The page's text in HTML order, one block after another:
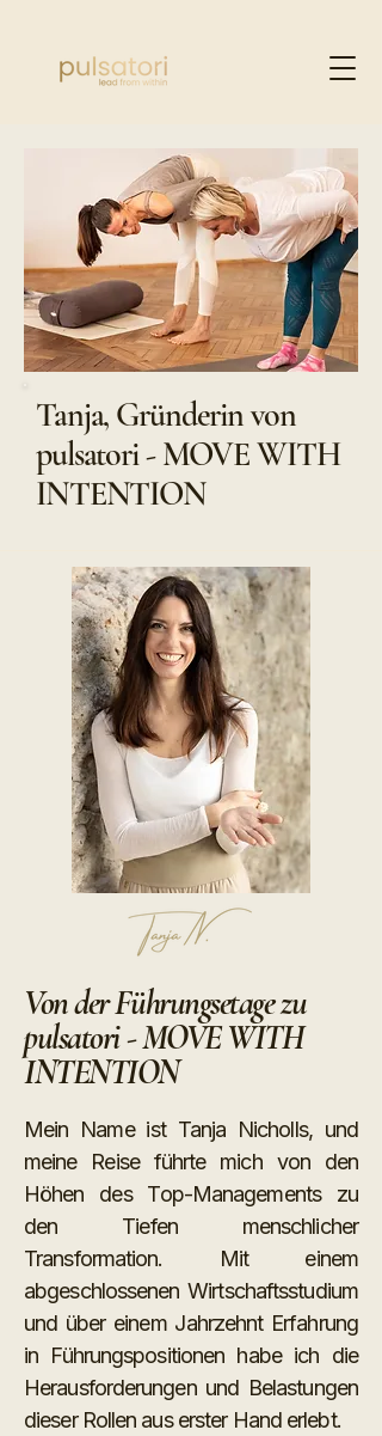
Tanja, Gründerin von
pulsatori - MOVE WITH
INTENTION
​Mein Name ist Tanja Nicholls, und
meine Reise führte mich von den
Höhen des Top-Managements zu
den Tiefen menschlicher
Transformation. Mit einem
abgeschlossenen Wirtschaftsstudium
und über einem Jahrzehnt Erfahrung
in Führungspositionen habe ich die
Herausforderungen und Belastungen
dieser Rollen aus erster Hand erlebt.
Von der Führungsetage zu
pulsatori - MOVE WITH
INTENTION